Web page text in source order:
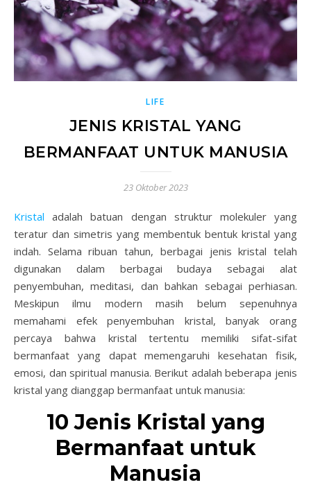
LIFE
JENIS KRISTAL YANG
BERMANFAAT UNTUK MANUSIA
23 Oktober 2023
Kristal adalah batuan dengan struktur molekuler yang
teratur dan simetris yang membentuk bentuk kristal yang
indah. Selama ribuan tahun, berbagai jenis kristal telah
digunakan dalam berbagai budaya sebagai alat
penyembuhan, meditasi, dan bahkan sebagai perhiasan.
Meskipun ilmu modern masih belum sepenuhnya
memahami efek penyembuhan kristal, banyak orang
percaya bahwa kristal tertentu memiliki sifat-sifat
bermanfaat yang dapat memengaruhi kesehatan fisik,
emosi, dan spiritual manusia. Berikut adalah beberapa jenis
kristal yang dianggap bermanfaat untuk manusia:
10 Jenis Kristal yang
Bermanfaat untuk
Manusia